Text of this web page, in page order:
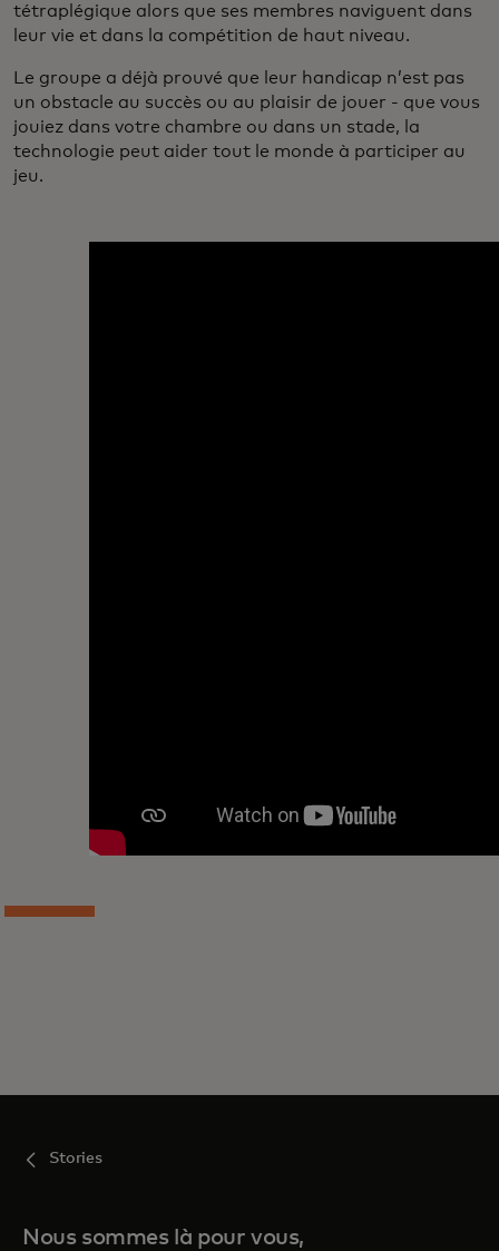
tétraplégique alors que ses membres naviguent dans
leur vie et dans la compétition de haut niveau.
Le groupe a déjà prouvé que leur handicap n’est pas
un obstacle au succès ou au plaisir de jouer - que vous
jouiez dans votre chambre ou dans un stade, la
technologie peut aider tout le monde à participer au
jeu.
Stories
Nous sommes là pour vous,